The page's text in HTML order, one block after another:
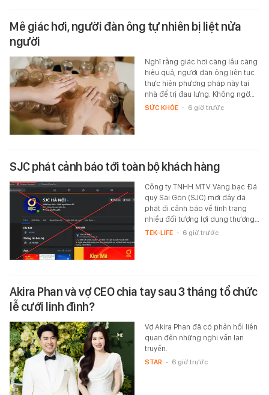
Mê giác hơi, người đàn ông tự nhiên bị liệt nửa
người
Nghĩ rằng giác hơi càng lâu càng
hiệu quả, người đàn ông liên tục
thực hiện phương pháp này tại
nhà để trị đau lưng. Không ngờ…
SỨC KHỎE - 6 giờ trước
SJC phát cảnh báo tới toàn bộ khách hàng
Công ty TNHH MTV Vàng bạc Đá
quý Sài Gòn (SJC) mới đây đã
phát đi cảnh báo về tình trạng
nhiều đối tượng lợi dụng thương…
TEK-LIFE - 6 giờ trước
Akira Phan và vợ CEO chia tay sau 3 tháng tổ chức
lễ cưới linh đình?
Vợ Akira Phan đã có phản hồi liên
quan đến những nghi vấn lan
truyền.
STAR - 6 giờ trước